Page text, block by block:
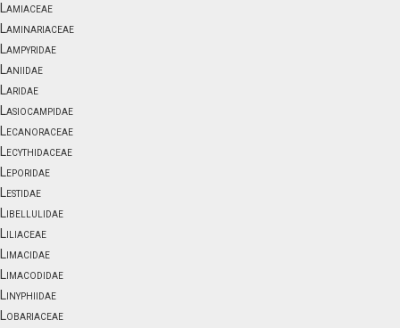
Lamiaceae
Laminariaceae
Lampyridae
Laniidae
Laridae
Lasiocampidae
Lecanoraceae
Lecythidaceae
Leporidae
Lestidae
Libellulidae
Liliaceae
Limacidae
Limacodidae
Linyphiidae
Lobariaceae